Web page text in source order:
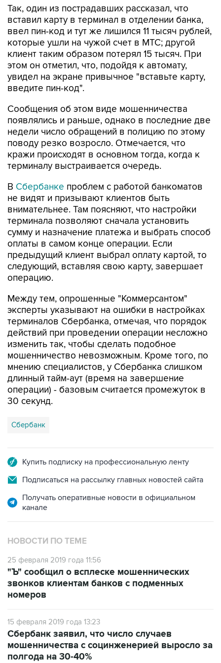
Так, один из пострадавших рассказал, что
вставил карту в терминал в отделении банка,
ввел пин-код и тут же лишился 11 тысяч рублей,
которые ушли на чужой счет в МТС; другой
клиент таким образом потерял 15 тысяч. При
этом он отметил, что, подойдя к автомату,
увидел на экране привычное "вставьте карту,
введите пин-код".
Сообщения об этом виде мошенничества
появлялись и раньше, однако в последние две
недели число обращений в полицию по этому
поводу резко возросло. Отмечается, что
кражи происходят в основном тогда, когда к
терминалу выстраивается очередь.
В Сбербанке проблем с работой банкоматов
не видят и призывают клиентов быть
внимательнее. Там поясняют, что настройки
терминала позволяют сначала установить
сумму и назначение платежа и выбрать способ
оплаты в самом конце операции. Если
предыдущий клиент выбрал оплату картой, то
следующий, вставляя свою карту, завершает
операцию.
Между тем, опрошенные "Коммерсантом"
эксперты указывают на ошибки в настройках
терминалов Сбербанка, отмечая, что порядок
действий при проведении операции несложно
изменить так, чтобы сделать подобное
мошенничество невозможным. Кроме того, по
мнению специалистов, у Сбербанка слишком
длинный тайм-аут (время на завершение
операции) - базовым считается промежуток в
30 секунд.
Сбербанк
Купить подписку на профессиональную ленту
Подписаться на рассылку главных новостей сайта
Получать оперативные новости в официальном
канале
НОВОСТИ ПО ТЕМЕ
25 февраля 2019 года 11:56
"Ъ" сообщил о всплеске мошеннических
звонков клиентам банков с подменных
номеров
15 февраля 2019 года 13:23
Сбербанк заявил, что число случаев
мошенничества с социнженерией выросло за
полгода на 30-40%